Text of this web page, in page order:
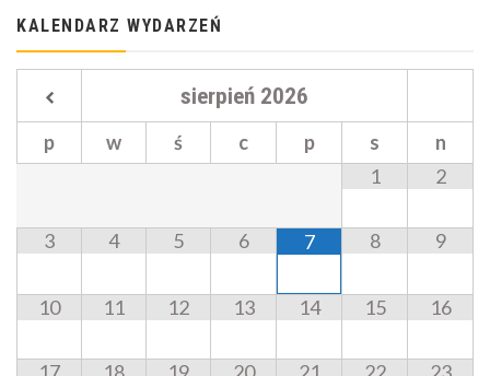
KALENDARZ WYDARZEŃ
sierpień 2026
p w ś c p s
n
1
2
3 4 5 6 7 8 9
10 11 12 13 14 15 16